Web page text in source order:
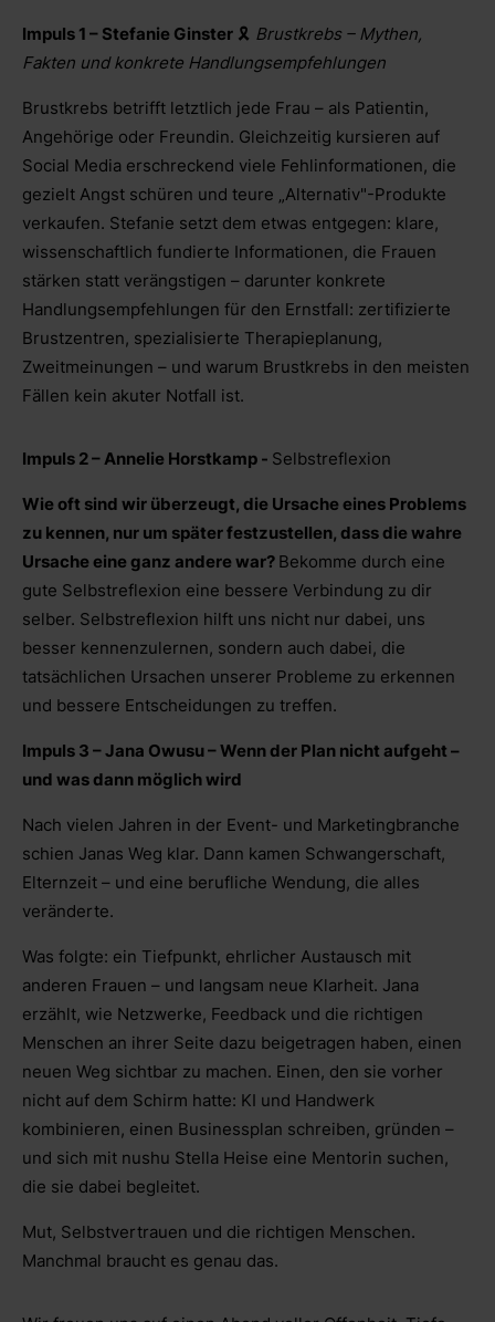
Impuls 1 – Stefanie Ginster 🎗️ Brustkrebs – Mythen,
Fakten und konkrete Handlungsempfehlungen
Brustkrebs betrifft letztlich jede Frau – als Patientin,
Angehörige oder Freundin. Gleichzeitig kursieren auf
Social Media erschreckend viele Fehlinformationen, die
gezielt Angst schüren und teure „Alternativ"-Produkte
verkaufen. Stefanie setzt dem etwas entgegen: klare,
wissenschaftlich fundierte Informationen, die Frauen
stärken statt verängstigen – darunter konkrete
Handlungsempfehlungen für den Ernstfall: zertifizierte
Brustzentren, spezialisierte Therapieplanung,
Zweitmeinungen – und warum Brustkrebs in den meisten
Fällen kein akuter Notfall ist.
Impuls 2 – Annelie Horstkamp - Selbstreflexion
Wie oft sind wir überzeugt, die Ursache eines Problems
zu kennen, nur um später festzustellen, dass die wahre
Ursache eine ganz andere war? Bekomme durch eine
gute Selbstreflexion eine bessere Verbindung zu dir
selber. Selbstreflexion hilft uns nicht nur dabei, uns
besser kennenzulernen, sondern auch dabei, die
tatsächlichen Ursachen unserer Probleme zu erkennen
und bessere Entscheidungen zu treffen.
Impuls 3 – Jana Owusu – Wenn der Plan nicht aufgeht –
und was dann möglich wird
Nach vielen Jahren in der Event- und Marketingbranche
schien Janas Weg klar. Dann kamen Schwangerschaft,
Elternzeit – und eine berufliche Wendung, die alles
veränderte.
Was folgte: ein Tiefpunkt, ehrlicher Austausch mit
anderen Frauen – und langsam neue Klarheit. Jana
erzählt, wie Netzwerke, Feedback und die richtigen
Menschen an ihrer Seite dazu beigetragen haben, einen
neuen Weg sichtbar zu machen. Einen, den sie vorher
nicht auf dem Schirm hatte: KI und Handwerk
kombinieren, einen Businessplan schreiben, gründen –
und sich mit nushu Stella Heise eine Mentorin suchen,
die sie dabei begleitet.
Mut, Selbstvertrauen und die richtigen Menschen.
Manchmal braucht es genau das.